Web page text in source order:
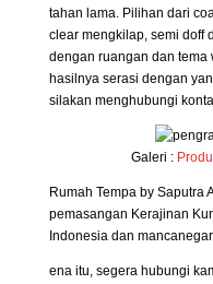
tahan lama. Pilihan dari
clear mengkilap, semi doff
dengan ruangan dan tema
hasilnya serasi dengan
silakan menghubungi
Galeri :
Rumah Tempa by Saputra
pemasangan Kerajinan
Indonesia dan
ena itu, segera hubungi